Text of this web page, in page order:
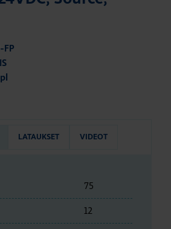
FP
LATAUKSET VIDEOT
75
12